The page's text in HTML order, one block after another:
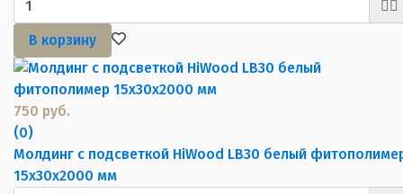
В корзину
750 руб.
(0)
Молдинг с подсветкой HiWood LB30 белый
15х30х2000 мм